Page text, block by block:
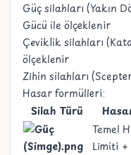
Güç silahları (Yakın
Gücü ile ölçeklenir
Çeviklik silahları
ölçeklenir
Zihin silahları
Hasar formülleri:
Silah Türü
Temel
Limiti +